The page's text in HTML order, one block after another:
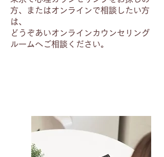
方、またはオンラインで相談したい方
は、
どうぞあいオンラインカウンセリング
ルームへご相談ください。